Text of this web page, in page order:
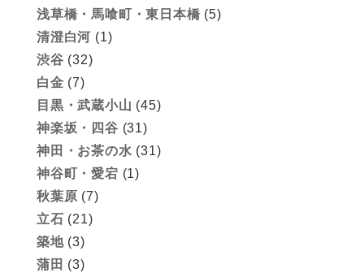
浅草橋・馬喰町・東日本橋 (5)
清澄白河 (1)
渋谷 (32)
白金 (7)
目黒・武蔵小山 (45)
神楽坂・四谷 (31)
神田・お茶の水 (31)
神谷町・愛宕 (1)
秋葉原 (7)
立石 (21)
築地(3)
蒲田 (3)